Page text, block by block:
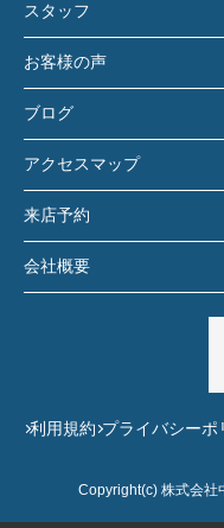
スタッフ
お客様の声
ブログ
アクセスマップ
来店予約
会社概要
利用規約 プライバシーポ
Copyright(c) 株式会社